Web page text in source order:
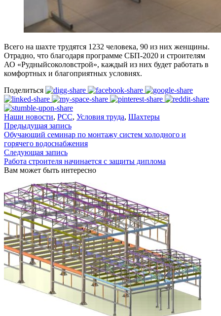
Всего на шахте трудятся 1232 человека, 90 из них женщины.
Отрадно, что благодаря программе СБП-2020 и строителям
АО «Рудныйсоколовстрой», каждый из них будет работать в
комфортных и благоприятных условиях.
Поделиться
Наши новости, РСС, Условия труда, Шахтеры
Предыдущая запись
Обучающий семинар по монтажу систем холодного и
горячего водоснабжения
Следующая запись
Работа строителя начинается с защиты диплома
Вам может быть интересно